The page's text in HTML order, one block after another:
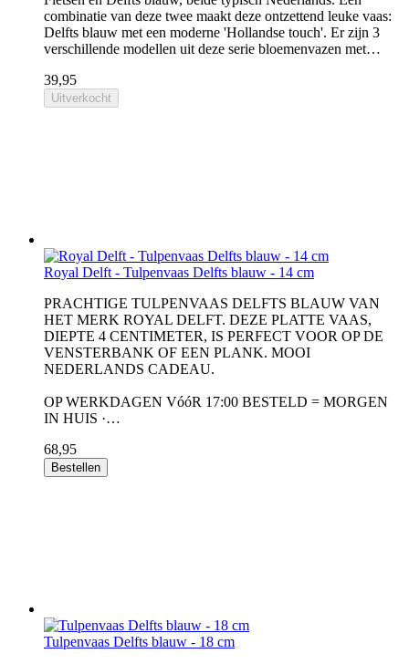
combinatie van deze twee maakt deze ontzettend leuke vaas:
Delfts blauw met een moderne 'Hollandse touch'. Er zijn 3
verschillende modellen uit deze serie bloemenvazen met…
39,95
Uitverkocht
Royal Delft - Tulpenvaas Delfts blauw - 14 cm
PRACHTIGE TULPENVAAS DELFTS BLAUW VAN
HET MERK ROYAL DELFT. DEZE PLATTE VAAS,
DIEPTE 4 CENTIMETER, IS PERFECT VOOR OP DE
VENSTERBANK OF EEN PLANK. MOOI
NEDERLANDS CADEAU.
OP WERKDAGEN VóóR 17:00 BESTELD = MORGEN
IN HUIS ·…
68,95
Bestellen
Tulpenvaas Delfts blauw - 18 cm